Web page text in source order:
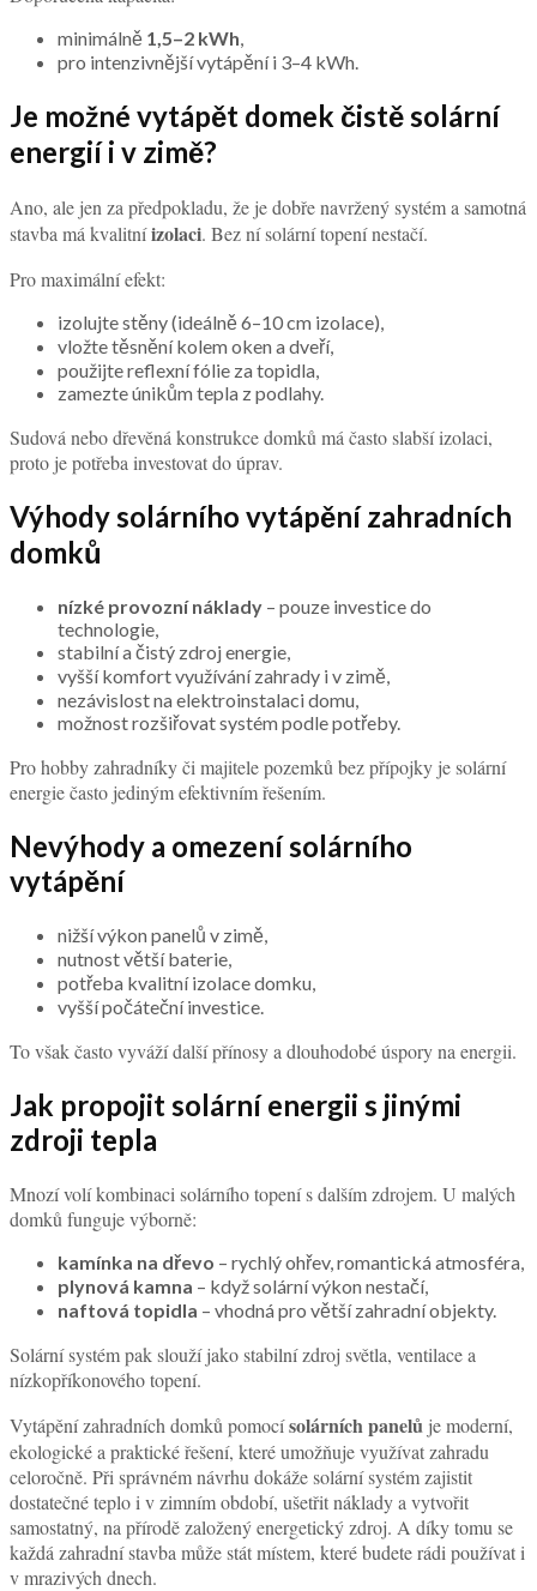
minimálně 1,5–2 kWh,
pro intenzivnější vytápění i 3–4 kWh.
Je možné vytápět domek čistě solární
energií i v zimě?
Ano, ale jen za předpokladu, že je dobře navržený systém a samotná
stavba má kvalitníizolaci. Bez ní solární topení nestačí.
Pro maximální efekt:
izolujte stěny (ideálně 6–10 cm izolace),
vložte těsnění kolem oken a dveří,
použijte reflexní fólie za topidla,
zamezte únikům tepla z podlahy.
Sudová nebo dřevěná konstrukce domků má často slabší izolaci,
proto je potřeba investovat do úprav.
Výhody solárního vytápění zahradních
domků
nízké provozní náklady – pouze investice do
technologie,
stabilní a čistý zdroj energie,
vyšší komfort využívání zahrady i v zimě,
nezávislost na elektroinstalaci domu,
možnost rozšiřovat systém podle potřeby.
Pro hobby zahradníky či majitele pozemků bez přípojky je solární
energie často jediným efektivním řešením.
Nevýhody a omezení solárního
vytápění
nižší výkon panelů v zimě,
nutnost větší baterie,
potřeba kvalitní izolace domku,
vyšší počáteční investice.
To však často vyváží další přínosy a dlouhodobé úspory na energii.
Jak propojit solární energii s jinými
zdroji tepla
Mnozí volí kombinaci solárního topení s dalším zdrojem. U malých
domků funguje výborně:
kamínka na dřevo – rychlý ohřev, romantická atmosféra,
plynová kamna – když solární výkon nestačí,
naftová topidla – vhodná pro větší zahradní objekty.
Solární systém pak slouží jako stabilní zdroj světla, ventilace a
nízkopříkonového topení.
Vytápění zahradních domků pomocísolárních panelů je moderní,
ekologické a praktické řešení, které umožňuje využívat zahradu
celoročně. Při správném návrhu dokáže solární systém zajistit
dostatečné teplo i v zimním období, ušetřit náklady a vytvořit
samostatný, na přírodě založený energetický zdroj. A díky tomu se
každá zahradní stavba může stát místem, které budete rádi používat i
v mrazivých dnech.